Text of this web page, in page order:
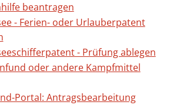
beantragen
- Ferien- oder Urlauberpatent
- Prüfung ablegen
oder andere Kampfmittel
Portal: Antragsbearbeitung